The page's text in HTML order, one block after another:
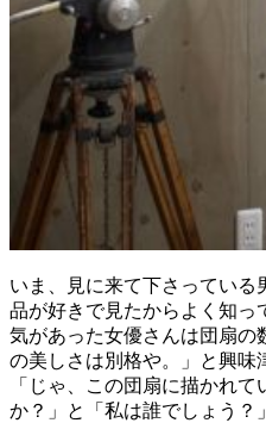
いま、見に来て下さってい
品が好きで見たからよく知っ
気があった女優さんは団扇の
の美しさは別格や。」と興味
「じゃ、この団扇に描かれ
か？」と「私は誰でしょう？